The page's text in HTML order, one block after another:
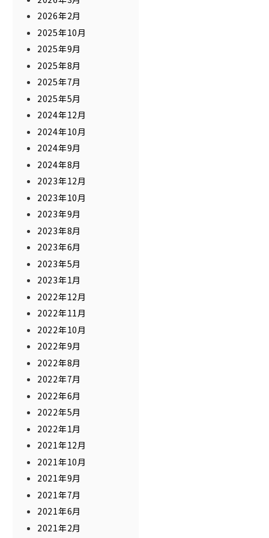
2026年2月
2025年10月
2025年9月
2025年8月
2025年7月
2025年5月
2024年12月
2024年10月
2024年9月
2024年8月
2023年12月
2023年10月
2023年9月
2023年8月
2023年6月
2023年5月
2023年1月
2022年12月
2022年11月
2022年10月
2022年9月
2022年8月
2022年7月
2022年6月
2022年5月
2022年1月
2021年12月
2021年10月
2021年9月
2021年7月
2021年6月
2021年2月